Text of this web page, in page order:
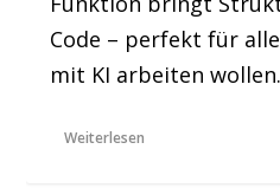
Code – perfekt für
mit KI arbeiten wollen.
Weiterlesen